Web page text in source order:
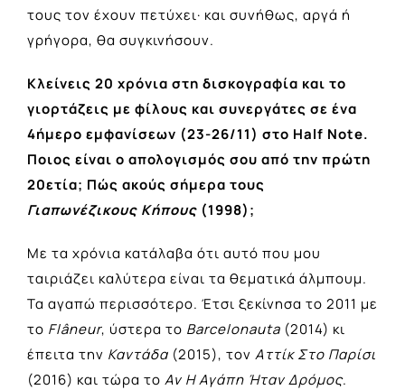
τους τον έχουν πετύχει· και συνήθως, αργά ή
γρήγορα, θα συγκινήσουν.
Κλείνεις 20 χρόνια στη δισκογραφία και το
γιορτάζεις με φίλους και συνεργάτες σε ένα
4ήμερο εμφανίσεων (23-26/11) στο Half Note.
Ποιος είναι ο απολογισμός σου από την πρώτη
20ετία; Πώς ακούς σήμερα τους
Γιαπωνέζικους Κήπους (1998);
Με τα χρόνια κατάλαβα ότι αυτό που μου
ταιριάζει καλύτερα είναι τα θεματικά άλμπουμ.
Τα αγαπώ περισσότερο. Έτσι ξεκίνησα το 2011 με
το Flâneur, ύστερα το Barcelonauta (2014) κι
έπειτα την Καντάδα (2015), τον Αττίκ Στο Παρίσι
(2016) και τώρα το Αν Η Αγάπη Ήταν Δρόμος.